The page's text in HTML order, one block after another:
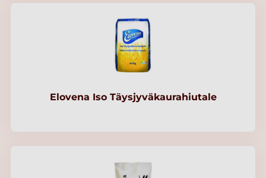
Elovena Iso Täysjyväkaurahiutale